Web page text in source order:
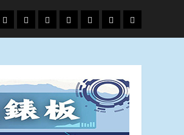
文
教.
專
題
娛
樂
政
治
國
際
運
動
生
活